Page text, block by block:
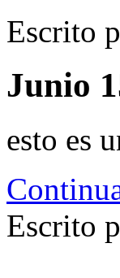
Escrito
Junio
esto es
Escrito